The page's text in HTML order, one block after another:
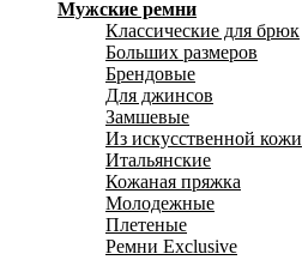
Мужские ремни
Классические для брюк
Больших размеров
Брендовые
Для джинсов
Замшевые
Из искусственной кожи
Итальянские
Кожаная пряжка
Молодежные
Плетеные
Ремни Exclusive